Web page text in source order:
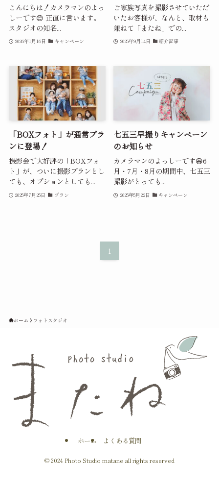
こんにちは！カメラマンのよっ
しーです😊 正直に言います。
スタジオの知名...
2026年1月16日 キャンペーン
ご家族写真を撮影させていただ
いたお客様が、なんと、取材も
兼ねて「またね」での...
2025年9月14日 紹介記事
「BOXフォト」が通常プラ
ンに登場！
撮影会で大好評の「BOXフォ
ト」が、ついに撮影プランとし
ても、オプションとしても...
2025年7月25日 プラン
七五三早撮りキャンペーン
のお知らせ
カメラマンのよっしーです😆6
月・7月・8月の期間中、七五三
撮影がとっても...
2025年5月22日 キャンペーン
1
ホーム フォトスタジオ
ホーム よくある質問
©2024 Photo Studio matane all rights reserved